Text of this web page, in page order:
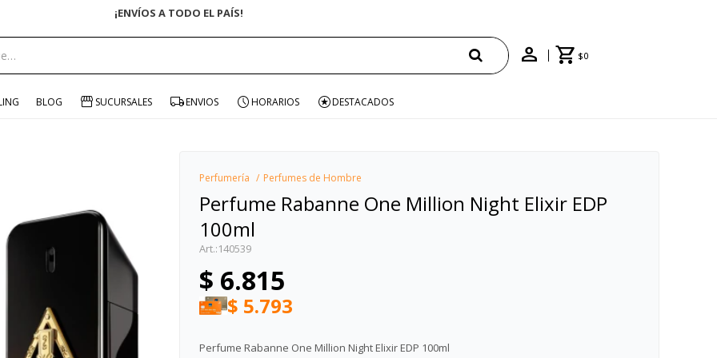
ENVÍO GRATIS EN COMPRAS +$1500 CON CUPÓN "ENVÍO"
$0
BLOG SUCURSALES ENVIOS HORARIOS DESTACADOS
Perfumería Perfumes de Hombre
Perfume Rabanne One Million Night Elixir EDP
100ml
140539
$ 6.815
$ 5.793
Perfume Rabanne One Million Night Elixir EDP 100ml